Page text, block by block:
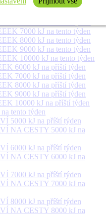
7000 kJ na tento týden
8000 kJ na tento týden
9000 kJ na tento týden
10000 kJ na tento týden
6000 kJ na příští týden
7000 kJ na příští týden
8000 kJ na příští týden
9000 kJ na příští týden
10000 kJ na příští týden
tento týden
5000 kJ na příští týden
NA CESTY 5000 kJ na
6000 kJ na příští týden
NA CESTY 6000 kJ na
7000 kJ na příští týden
NA CESTY 7000 kJ na
8000 kJ na příští týden
NA CESTY 8000 kJ na